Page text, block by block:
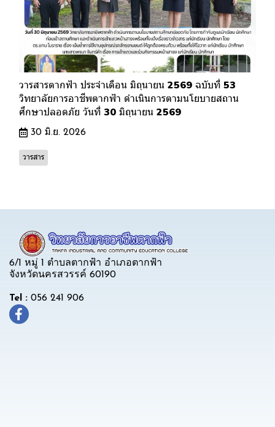
วารสารตากฟ้า ประจำเดือน มิถุนายน 2569 ฉบับที่ 53
วิทยาลัยการอาชีพตากฟ้า ดำเนินการตามนโยบายสถาน
ศึกษาปลอดภัย วันที่ 30 มิถุนายน 2569
30 มิ.ย. 2026
วารสาร
6/1 หมู่ 1 ตำบลตากฟ้า อำเภอตากฟ้า
จังหวัดนครสวรรค์ 60190
Tel : 056 241 906